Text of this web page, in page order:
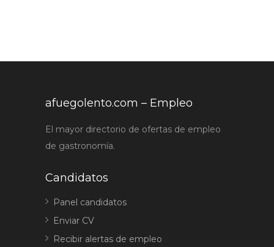
afuegolento.com – Empleo
El mayor directorio de ofertas de empleo
de gastronomía.
Candidatos
Panel candidatos
Enviar CV
Recibir alertas de empleo